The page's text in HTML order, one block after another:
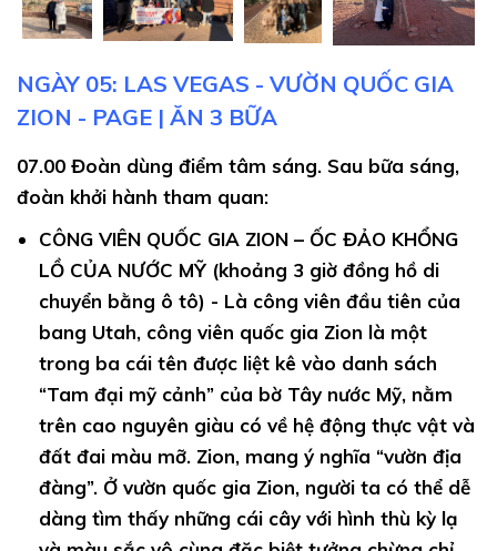
NGÀY 05: LAS VEGAS - VƯỜN QUỐC GIA
ZION - PAGE | ĂN 3 BỮA
07.00 Đoàn dùng điểm tâm sáng. Sau bữa sáng,
đoàn khởi hành tham quan:
CÔNG VIÊN QUỐC GIA ZION – ỐC ĐẢO KHỔNG
LỒ CỦA NƯỚC MỸ (khoảng 3 giờ đồng hồ di
chuyển bằng ô tô) - Là công viên đầu tiên của
bang Utah, công viên quốc gia Zion là một
trong ba cái tên được liệt kê vào danh sách
“Tam đại mỹ cảnh” của bờ Tây nước Mỹ, nằm
trên cao nguyên giàu có về hệ động thực vật và
đất đai màu mỡ. Zion, mang ý nghĩa “vườn địa
đàng”. Ở vườn quốc gia Zion, người ta có thể dễ
dàng tìm thấy những cái cây với hình thù kỳ lạ